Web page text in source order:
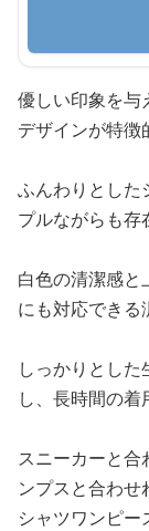
優しい印象を与
デザインが特徴
ふんわりとした
プルながらも存
白色の清潔感と
にも対応できる
しっかりとし
し、長時間の着
スニーカーと合
ンプスと合わ
シャツワンピー